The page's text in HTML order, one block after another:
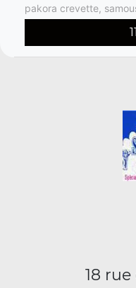
pakora crevette,
18